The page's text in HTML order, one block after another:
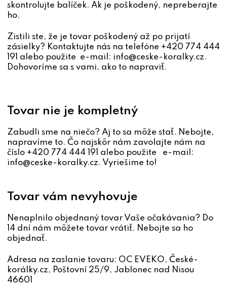
skontrolujte balíček. Ak je poškodený, nepreberajte
ho.
Zistili ste, že je tovar poškodený až po prijatí
zásielky? Kontaktujte nás na telefóne +420 774 444
191 alebo použite e-mail: info@ceske-koralky.cz.
Dohovoríme sa s vami, ako to napraviť.
Tovar nie je kompletný
Zabudli sme na niečo? Aj to sa môže stať. Nebojte,
napravíme to. Čo najskôr nám zavolajte nám na
číslo +420 774 444 191 alebo použite e-mail:
info@ceske-koralky.cz. Vyriešime to!
Tovar vám nevyhovuje
Nenaplnilo objednaný tovar Vaše očakávania? Do
14 dní nám môžete tovar vrátiť. Nebojte sa ho
objednať.
Adresa na zaslanie tovaru: OC EVEKO, České-
korálky.cz, Poštovní 25/9, Jablonec nad Nisou
46601